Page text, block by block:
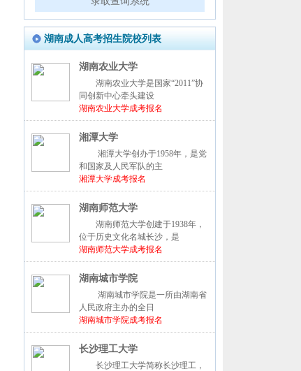
湖南成人高考招生院校列表
湖南农业大学
湖南农业大学是国家“2011”协
同创新中心牵头建设
湖南农业大学成考报名
湘潭大学
湘潭大学创办于1958年，是党
和国家及人民军队的主
湘潭大学成考报名
湖南师范大学
湖南师范大学创建于1938年，
位于历史文化名城长沙，是
湖南师范大学成考报名
湖南城市学院
湖南城市学院是一所由湖南省
人民政府主办的全日
湖南城市学院成考报名
长沙理工大学
长沙理工大学简称长沙理工，